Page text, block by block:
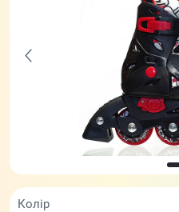
Колір